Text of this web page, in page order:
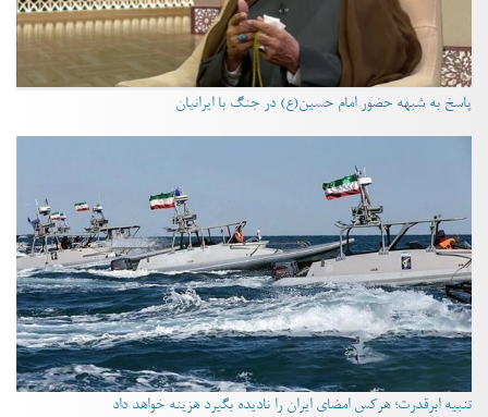
پاسخ به شبهه حضور امام حسین(ع) در جنگ با ایرانیان
تنبیه ابرقدرت؛ هرکس امضای ایران را نادیده بگیرد هزینه خواهد داد